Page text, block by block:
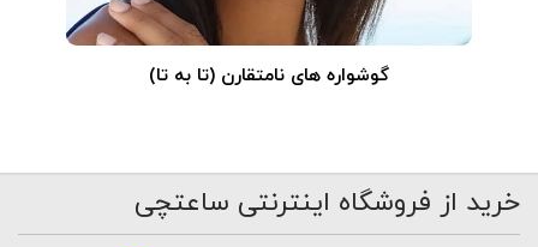
گوشواره های نامتقارن (تا به تا)
خرید از فروشگاه اینترنتی ساعتچی